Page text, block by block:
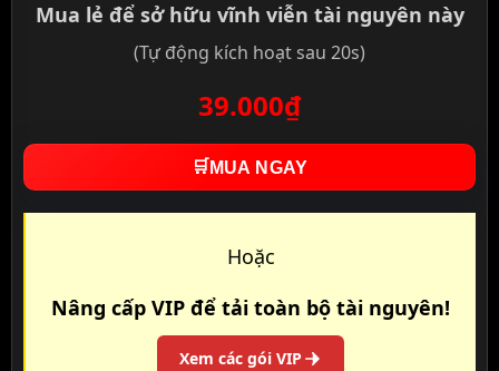
Mua lẻ để sở hữu vĩnh viễn tài nguyên này
(Tự động kích hoạt sau 20s)
39.000₫
🛒 MUA NGAY
Hoặc
Nâng cấp VIP để tải toàn bộ tài nguyên!
Xem các gói VIP